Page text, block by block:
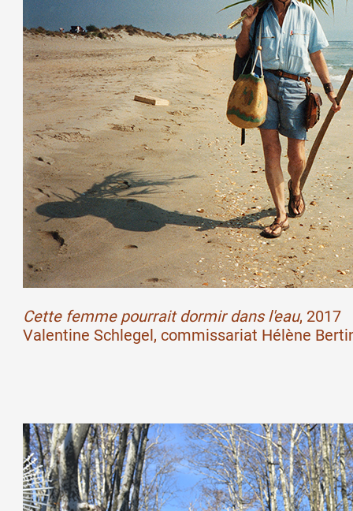
Crédits
Actions
Documentation
Visites d'ateliers
Production vidéo
Formation
1% œuvres
Réseau
Cette femme pourrait dormir dans l'eau, 2017
Valentine Schlegel, commissariat Hélène